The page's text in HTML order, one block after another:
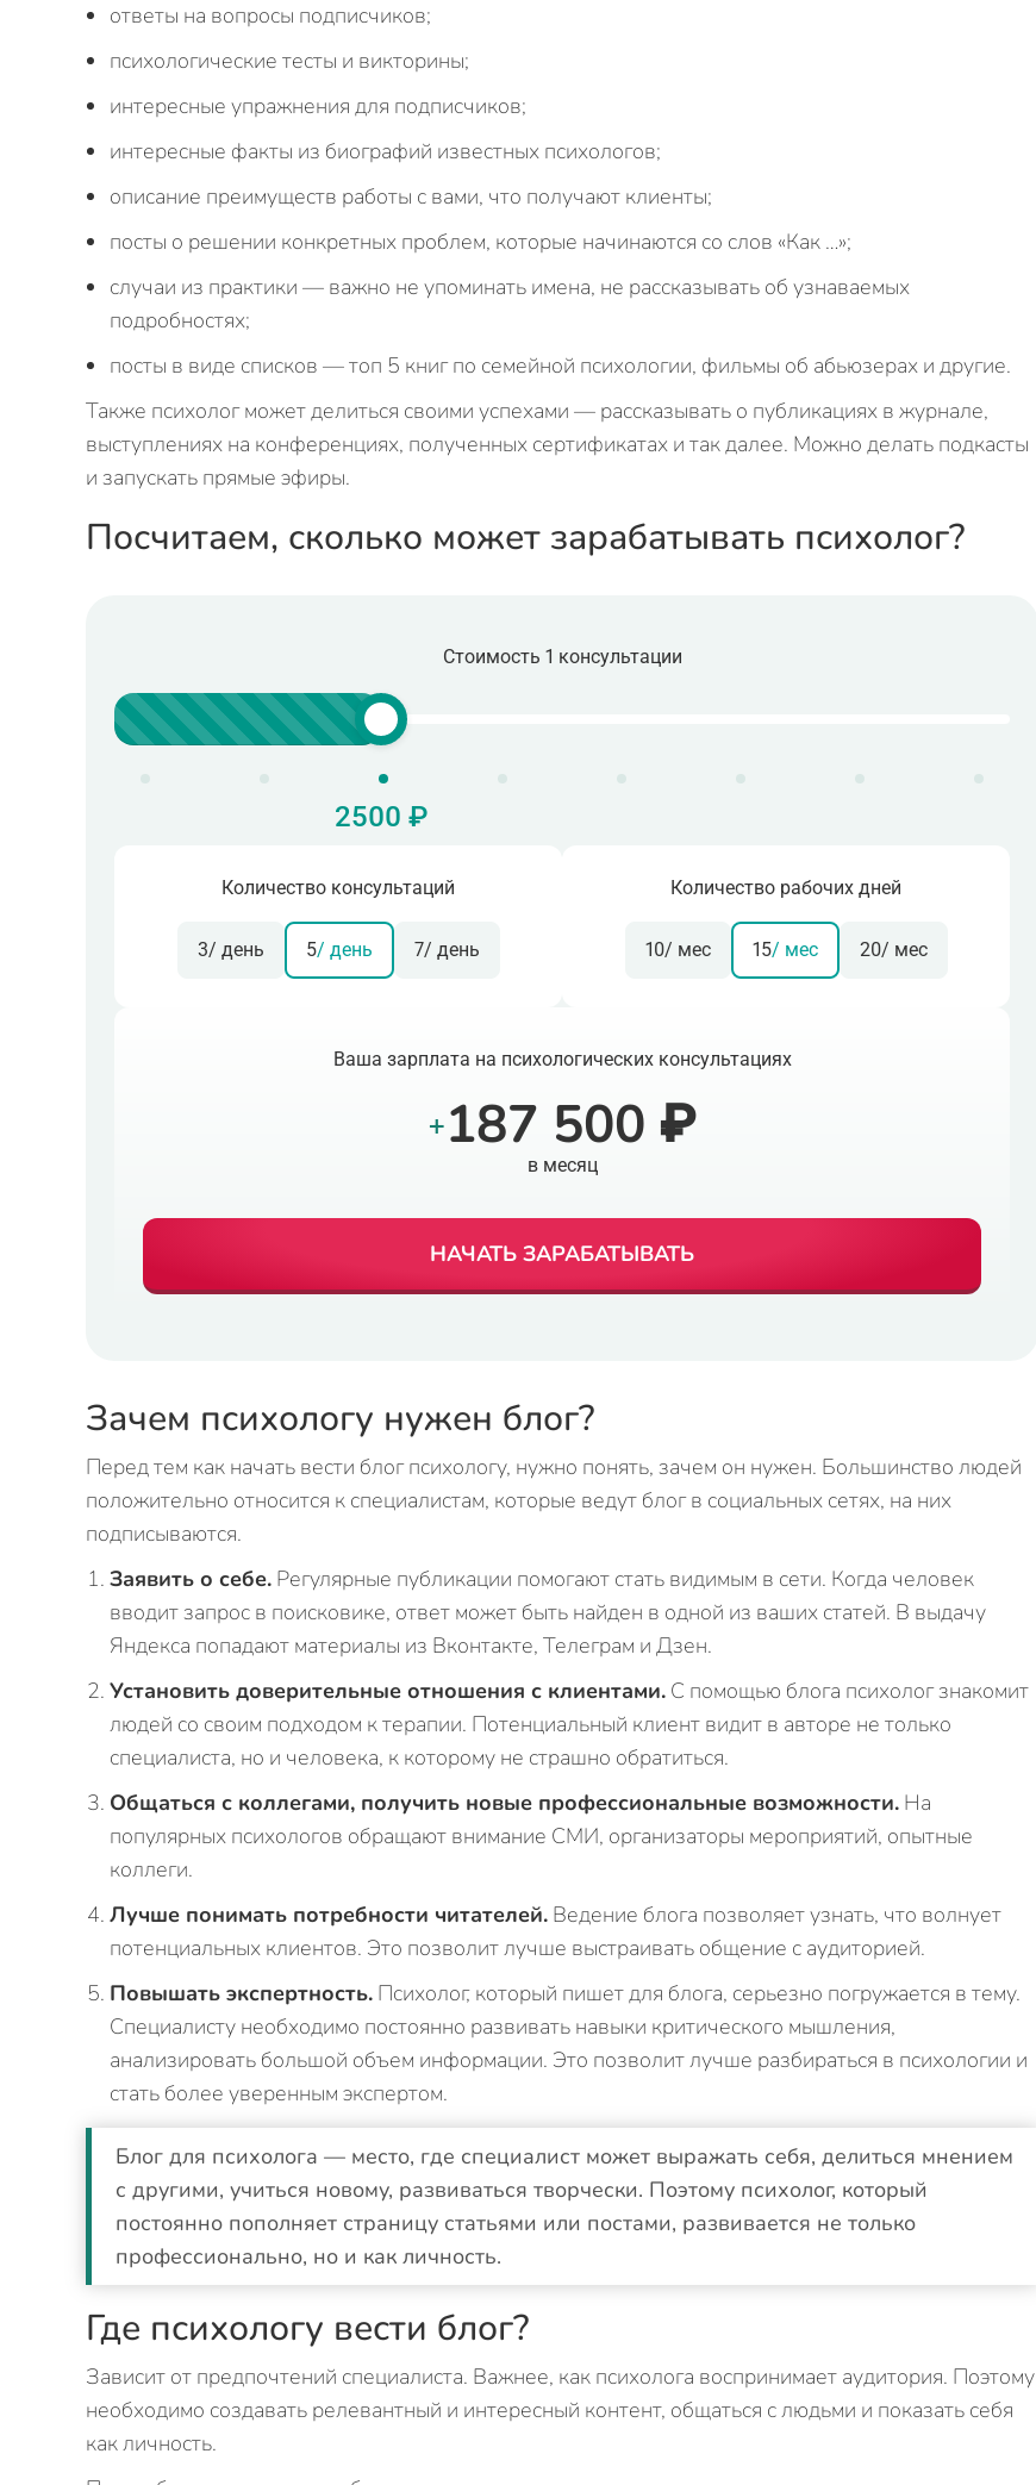
ответы на вопросы подписчиков;
психологические тесты и викторины;
интересные упражнения для подписчиков;
интересные факты из биографий известных психологов;
описание преимуществ работы с вами, что получают клиенты;
посты о решении конкретных проблем, которые начинаются со слов «Как …»;
случаи из практики — важно не упоминать имена, не рассказывать об узнаваемых
подробностях;
посты в виде списков — топ 5 книг по семейной психологии, фильмы об абьюзерах и другие.
Также психолог может делиться своими успехами — рассказывать о публикациях в журнале,
выступлениях на конференциях, полученных сертификатах и так далее. Можно делать подкасты
и запускать прямые эфиры.
Посчитаем, сколько может зарабатывать психолог?
Стоимость 1 консультации
2500 ₽
Количество консультаций
3/ день 5/ день 7/ день
Количество рабочих дней
10/ мес 15/ мес 20/ мес
Ваша зарплата на психологических консультациях
+187 500 ₽
в месяц
НАЧАТЬ ЗАРАБАТЫВАТЬ
Зачем психологу нужен блог?
Перед тем как начать вести блог психологу, нужно понять, зачем он нужен. Большинство людей
положительно относится к специалистам, которые ведут блог в социальных сетях, на них
подписываются.
Заявить о себе. Регулярные публикации помогают стать видимым в сети. Когда человек
вводит запрос в поисковике, ответ может быть найден в одной из ваших статей. В выдачу
Яндекса попадают материалы из Вконтакте, Телеграм и Дзен.
Установить доверительные отношения с клиентами. С помощью блога психолог знакомит
людей со своим подходом к терапии. Потенциальный клиент видит в авторе не только
специалиста, но и человека, к которому не страшно обратиться.
Общаться с коллегами, получить новые профессиональные возможности. На
популярных психологов обращают внимание СМИ, организаторы мероприятий, опытные
коллеги.
Лучше понимать потребности читателей. Ведение блога позволяет узнать, что волнует
потенциальных клиентов. Это позволит лучше выстраивать общение с аудиторией.
Повышать экспертность. Психолог, который пишет для блога, серьезно погружается в тему.
Специалисту необходимо постоянно развивать навыки критического мышления,
анализировать большой объем информации. Это позволит лучше разбираться в психологии и
стать более уверенным экспертом.
Блог для психолога — место, где специалист может выражать себя, делиться мнением
с другими, учиться новому, развиваться творчески. Поэтому психолог, который
постоянно пополняет страницу статьями или постами, развивается не только
профессионально, но и как личность.
Где психологу вести блог?
Зависит от предпочтений специалиста. Важнее, как психолога воспринимает аудитория. Поэтому
необходимо создавать релевантный и интересный контент, общаться с людьми и показать себя
как личность.